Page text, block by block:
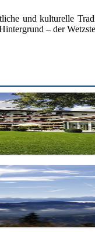
und kulturelle
– der